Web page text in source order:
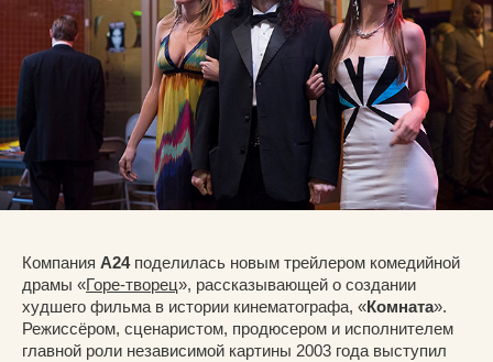
Компания A24поделилась новым трейлером комедийной
драмы «Горе-творец», рассказывающей о создании
худшего фильма в истории кинематографа, «Комната».
Режиссёром, сценаристом, продюсером и исполнителем
главной роли независимой картины 2003 года выступил